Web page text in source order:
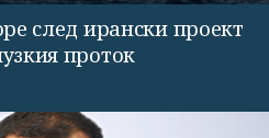
след ирански проект
проток